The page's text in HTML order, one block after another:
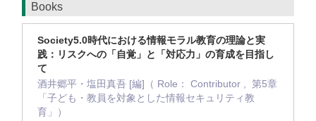
Books
Society5.0時代における情報モラル教育の理論と実
践：リスクへの「自覚」と「対応力」の育成を目指し
て
酒井郷平・塩田真吾 [編]（ Role： Contributor , 第5章
「子ども・教員を対象とした情報セキュリティ教
育」）